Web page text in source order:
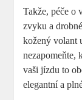
Takže, péče o
zvyku a
kožený volant
nezapomeňte,
vaši jízdu to
elegantní a